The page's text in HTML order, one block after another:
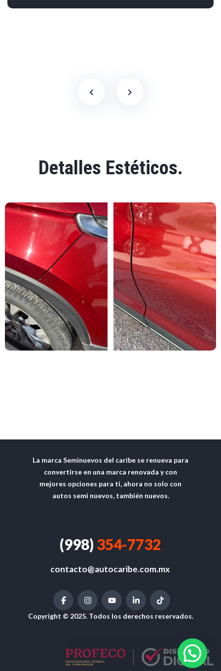
Detalles Estéticos.
La marca Seminuevos del caribe se renueva para
convertirse en una marca renovada y con
mejores opciones para ti, ahora no solo con
autos semi nuevos, también nuevos.
(998) 354-7732
contacto@autocaribe.com.mx
Copyright © 2025. Todos los derechos reservados.